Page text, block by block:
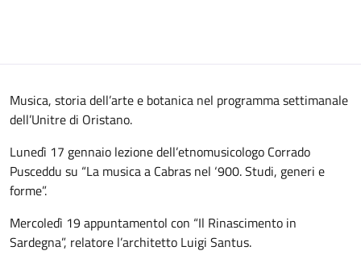
Musica, storia dell’arte e botanica nel programma settimanale
dell’Unitre di Oristano.
Lunedì 17 gennaio lezione dell’etnomusicologo Corrado
Pusceddu su “La musica a Cabras nel ‘900. Studi, generi e
forme”.
Mercoledì 19 appuntamentol con “Il Rinascimento in
Sardegna”, relatore l’architetto Luigi Santus.